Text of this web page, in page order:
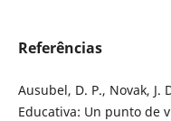
Referências
Ausubel, D. P., Novak, J.
Educativa: Un punto de